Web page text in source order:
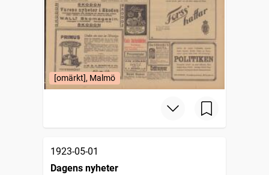
[omärkt], Malmö
1923-05-01
Dagens nyheter